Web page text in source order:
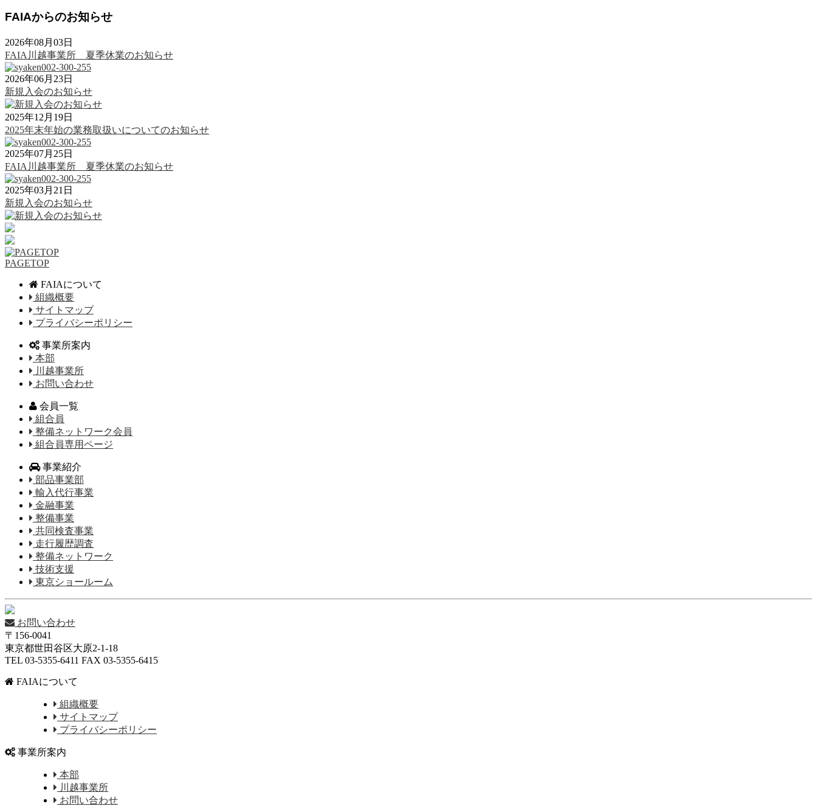
FAIAからのお知らせ
2026年08月03日
FAIA川越事業所 夏季休業のお知らせ
2026年06月23日
新規入会のお知らせ
2025年12月19日
2025年末年始の業務取扱いについてのお知らせ
2025年07月25日
FAIA川越事業所 夏季休業のお知らせ
2025年03月21日
新規入会のお知らせ
PAGETOP
FAIAについて
組織概要
サイトマップ
プライバシーポリシー
事業所案内
本部
川越事業所
お問い合わせ
会員一覧
組合員
整備ネットワーク会員
組合員専用ページ
事業紹介
部品事業部
輸入代行事業
金融事業
整備事業
共同検査事業
走行履歴調査
整備ネットワーク
技術支援
東京ショールーム
お問い合わせ
〒156-0041
東京都世田谷区大原2-1-18
TEL 03-5355-6411 FAX 03-5355-6415
FAIAについて
組織概要
サイトマップ
プライバシーポリシー
事業所案内
本部
川越事業所
お問い合わせ